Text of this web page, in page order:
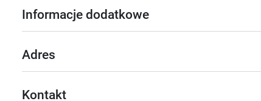
Informacje dodatkowe
Adres
Kontakt